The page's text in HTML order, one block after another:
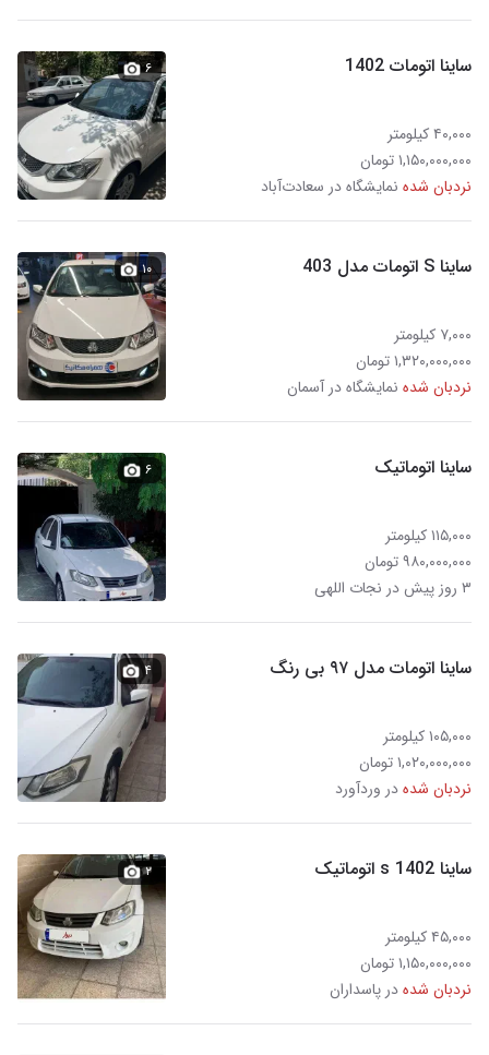
ساینا اتومات 1402
۴۰,۰۰۰ کیلومتر
۱,۱۵۰,۰۰۰,۰۰۰ تومان
نردبان شده نمایشگاه در سعادت‌آباد
۶
ساینا S اتومات مدل 403
۷,۰۰۰ کیلومتر
۱,۳۲۰,۰۰۰,۰۰۰ تومان
نردبان شده نمایشگاه در آسمان
۱۰
ساینا اتوماتیک
۱۱۵,۰۰۰ کیلومتر
۹۸۰,۰۰۰,۰۰۰ تومان
۳ روز پیش در نجات اللهی
۶
ساینا اتومات مدل ۹۷ بی رنگ
۱۰۵,۰۰۰ کیلومتر
۱,۰۲۰,۰۰۰,۰۰۰ تومان
نردبان شدهدر وردآورد
۴
ساینا s 1402 اتوماتیک
۴۵,۰۰۰ کیلومتر
۱,۱۵۰,۰۰۰,۰۰۰ تومان
نردبان شدهدر پاسداران
۲